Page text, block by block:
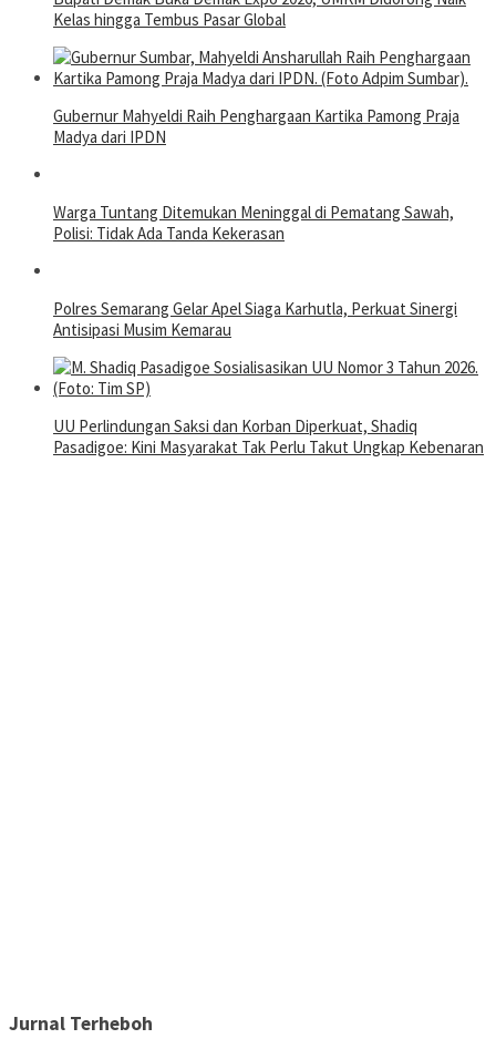
Kelas hingga Tembus Pasar Global
Gubernur Mahyeldi Raih Penghargaan Kartika Pamong Praja
Madya dari IPDN
Warga Tuntang Ditemukan Meninggal di Pematang Sawah,
Polisi: Tidak Ada Tanda Kekerasan
Polres Semarang Gelar Apel Siaga Karhutla, Perkuat Sinergi
Antisipasi Musim Kemarau
UU Perlindungan Saksi dan Korban Diperkuat, Shadiq
Pasadigoe: Kini Masyarakat Tak Perlu Takut Ungkap Kebenaran
Jurnal Terheboh